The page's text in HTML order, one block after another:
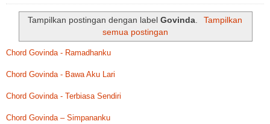
Tampilkan postingan dengan labelGovinda
Tampilkan
semua postingan
Chord Govinda - Ramadhanku
Chord Govinda - Bawa Aku Lari
Chord Govinda - Terbiasa Sendiri
Chord Govinda – Simpananku